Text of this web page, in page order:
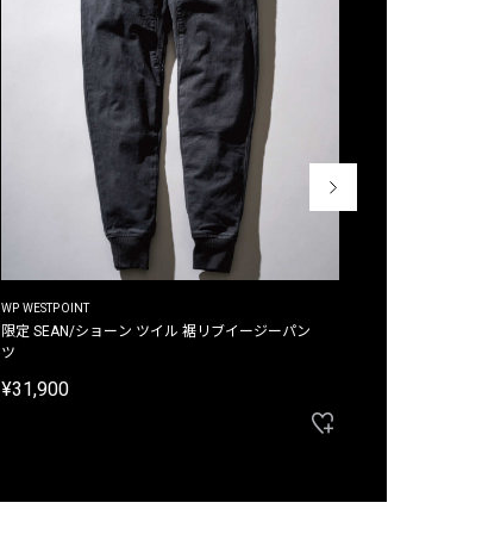
WP WESTPOINT
限定 SEAN/ショーン ツイル 裾リブイージーパン
ツ
¥31,900